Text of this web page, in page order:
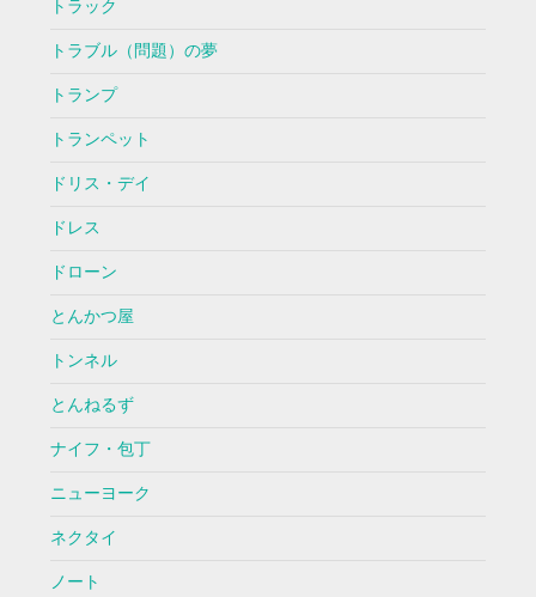
トラック
トラブル（問題）の夢
トランプ
トランペット
ドリス・デイ
ドレス
ドローン
とんかつ屋
トンネル
とんねるず
ナイフ・包丁
ニューヨーク
ネクタイ
ノート